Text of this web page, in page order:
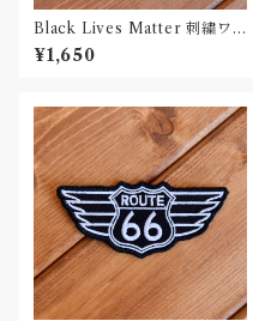
Black Lives Matter 刺繍ワ
ッペン Patch
¥1,650